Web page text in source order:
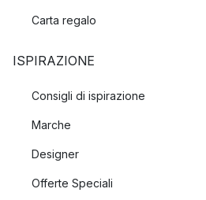
Carta regalo
ISPIRAZIONE
Consigli di ispirazione
Marche
Designer
Offerte Speciali